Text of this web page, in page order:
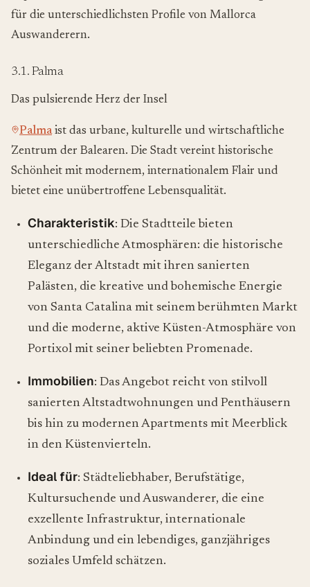
für die unterschiedlichsten Profile von Mallorca
Auswanderern.
3.1. Palma
Das pulsierende Herz der Insel
Palmaist das urbane, kulturelle und wirtschaftliche
Zentrum der Balearen. Die Stadt vereint historische
Schönheit mit modernem, internationalem Flair und
bietet eine unübertroffene Lebensqualität.
Charakteristik: Die Stadtteile bieten
unterschiedliche Atmosphären: die historische
Eleganz der Altstadt mit ihren sanierten
Palästen, die kreative und bohemische Energie
von Santa Catalina mit seinem berühmten Markt
und die moderne, aktive Küsten-Atmosphäre von
Portixol mit seiner beliebten Promenade.
Immobilien: Das Angebot reicht von stilvoll
sanierten Altstadtwohnungen und Penthäusern
bis hin zu modernen Apartments mit Meerblick
in den Küstenvierteln.
Ideal für: Städteliebhaber, Berufstätige,
Kultursuchende und Auswanderer, die eine
exzellente Infrastruktur, internationale
Anbindung und ein lebendiges, ganzjähriges
soziales Umfeld schätzen.